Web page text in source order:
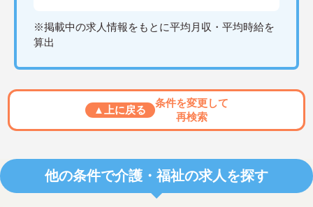
※掲載中の求人情報をもとに平均月収・平均時給を
算出
▲上に戻る
条件を変更して
再検索
他の条件で介護・福祉の求人を探す